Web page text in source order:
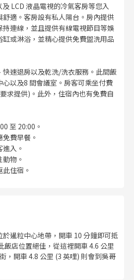
LCD 液晶電視的冷氣客房等您入
適。客房設有私人陽台。房內提供
連線，並且提供有線電視節目等娛
或淋浴，並精心提供免費盥洗用品
速退房以及乾洗/洗衣服務。此間飯
以及8 間會議室。房客可乘坐付費
求提供)。此外，住宿內也有免費自
至 20:00。
費早餐。
入。
物。
住宿。
暹粒中心地帶，開車 10 分鐘即可抵
飯店位置絕佳，從這裡開車 4.6 公里
，開車 4.8 公里 (3 英哩) 則會到吳哥